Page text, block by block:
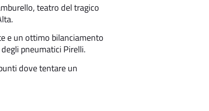
teatro del tragico
e un ottimo bilanciamento
pneumatici Pirelli.
dove tentare un